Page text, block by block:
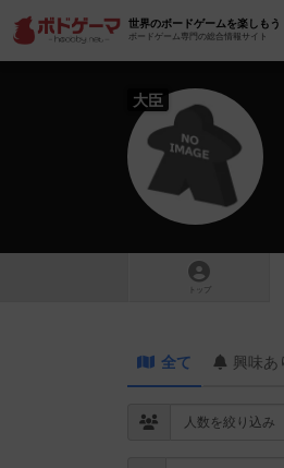
世界のボードゲームを楽しもう
ボードゲーム専門の総合情報サイト
大臣
トップ
全て 興味あ